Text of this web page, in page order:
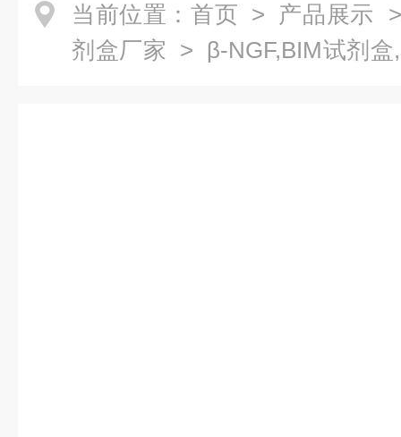
当前位置： 首页 > 产品展示
剂盒厂家 > β-NGF,BIM试剂